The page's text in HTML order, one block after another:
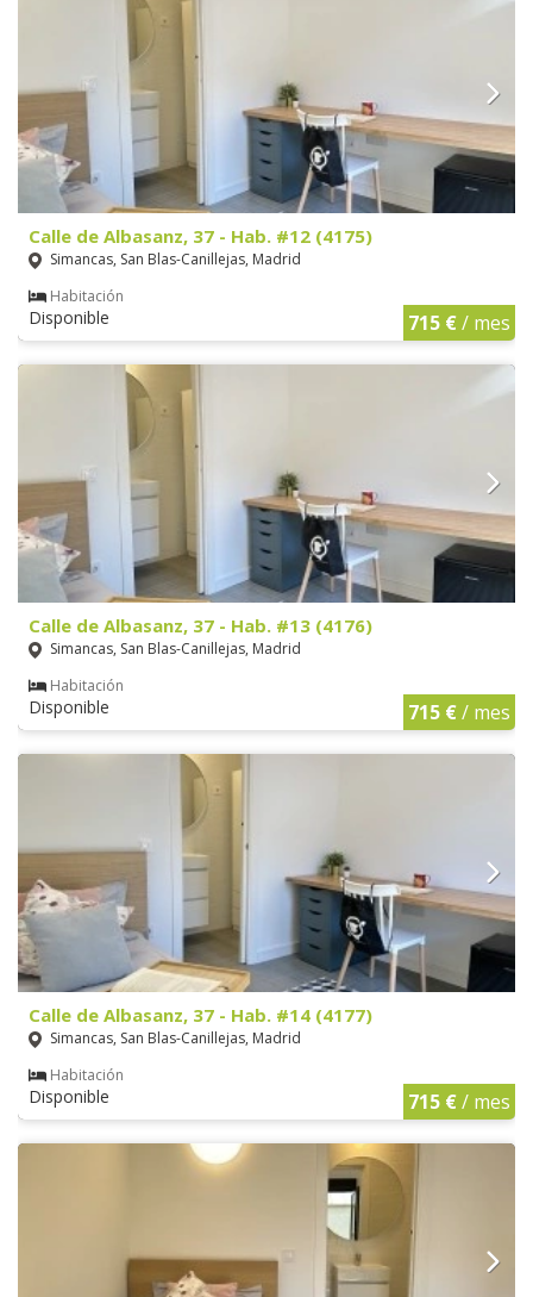
Calle de Albasanz, 37 - Hab. #12 (4175)
Simancas, San Blas-Canillejas, Madrid
Habitación
Disponible 715 €/ mes
Calle de Albasanz, 37 - Hab. #13 (4176)
Simancas, San Blas-Canillejas, Madrid
Habitación
Disponible 715 €/ mes
Calle de Albasanz, 37 - Hab. #14 (4177)
Simancas, San Blas-Canillejas, Madrid
Habitación
Disponible 715 €/ mes